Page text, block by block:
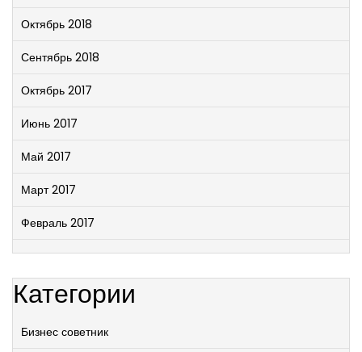
Октябрь 2018
Сентябрь 2018
Октябрь 2017
Июнь 2017
Май 2017
Март 2017
Февраль 2017
Категории
Бизнес советник